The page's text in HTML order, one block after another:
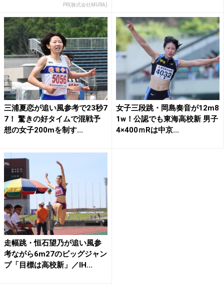
PR(株式会社MURA)
三浦夏恋が追い風参考で23秒7
7！ 驚きの好タイムで混戦予
想の女子200mを制す...
女子三段跳・岡島奏音が12m8
1w！公認でも東海高校新 男子
4×400ｍRは中京...
走幅跳・恒石望乃が追い風参
考ながら6m27のビッグジャン
プ「目標は高校新」／IH...